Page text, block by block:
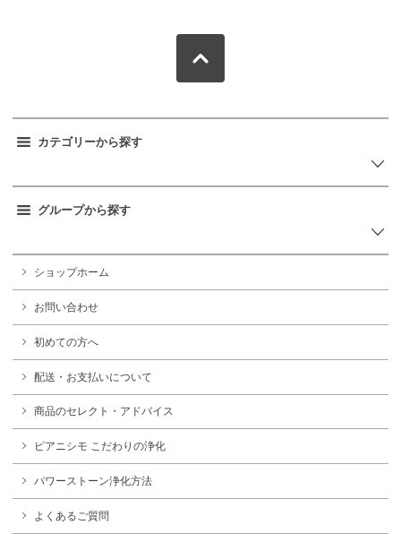
カテゴリーから探す
グループから探す
ショップホーム
お問い合わせ
初めての方へ
配送・お支払いについて
商品のセレクト・アドバイス
ピアニシモ こだわりの浄化
パワーストーン浄化方法
よくあるご質問